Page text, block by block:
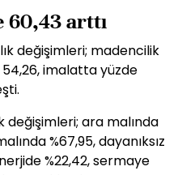
60,43 arttı
değişimleri; madencilik
54,26, imalatta yüzde
değişimleri; ara malında
%67,95, dayanıksız
%22,42, sermaye